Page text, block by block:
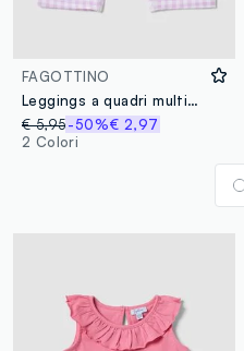
FAGOTTINO
Leggings a quadri multicolor in cotone elasticizzato da bimba slim fit
€ 5,95-50%€ 2,97
2 Colori